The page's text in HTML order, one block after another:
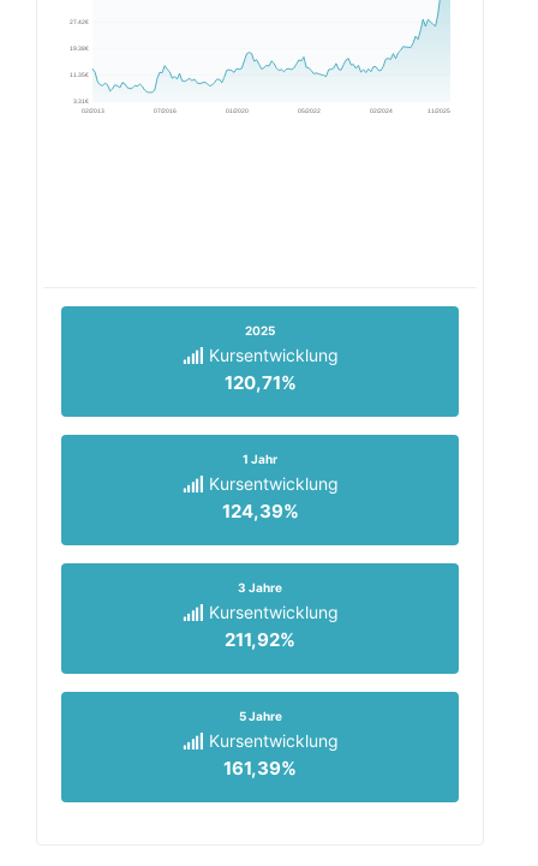
3.31€
11.35€
19.38€
27.42€
02/2013 07/2016 01/2020 05/2022 02/2024 11/2025
2025
Kursentwicklung
120,71%
1 Jahr
Kursentwicklung
124,39%
3 Jahre
Kursentwicklung
211,92%
5 Jahre
Kursentwicklung
161,39%